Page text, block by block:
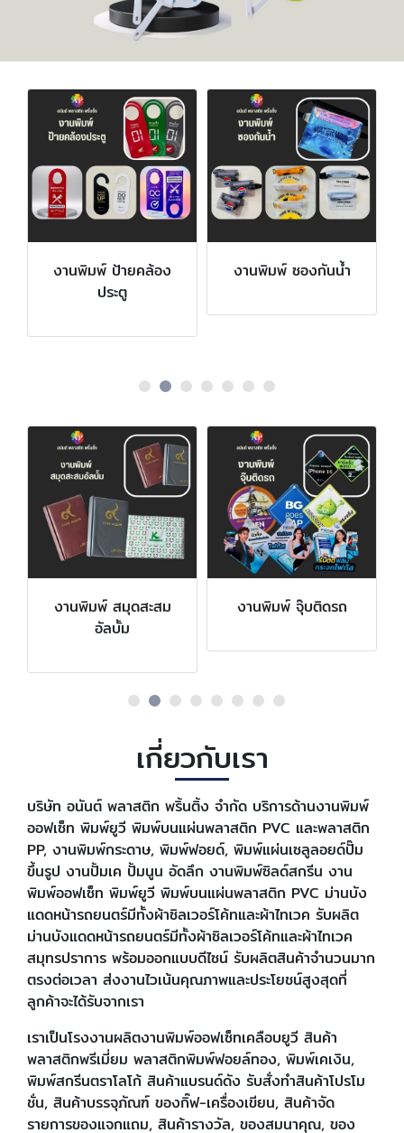
งานพิมพ์ ป้ายคล้อง
ประตู
งานพิมพ์ ซองกันน้ำ
งานพิมพ์ สมุดสะสม
อัลบั้ม
งานพิมพ์ จุ๊บติดรถ
เกี่ยวกับเรา
บริษัท อนันต์ พลาสติก พริ้นติ้ง จำกัด บริการด้านงานพิมพ์
ออฟเซ็ท พิมพ์ยูวี พิมพ์บนแผ่นพลาสติก PVC และพลาสติก
PP, งานพิมพ์กระดาษ, พิมพ์ฟอยด์, พิมพ์แผ่นเซลูลอยด์ปั๊ม
ขึ้นรูป งานปั้มเค ปั้มนูน อัดลึก งานพิมพ์ซิลด์สกรีน งาน
พิมพ์ออฟเซ็ท พิมพ์ยูวี พิมพ์บนแผ่นพลาสติก PVC ม่านบัง
แดดหน้ารถยนตร์มีทั้งผ้าซิลเวอร์โค้ทและผ้าไทเวค รับผลิต
ม่านบังแดดหน้ารถยนตร์มีทั้งผ้าซิลเวอร์โค้ทและผ้าไทเวค
สมุทรปราการ พร้อมออกแบบดีไซน์ รับผลิตสินค้าจำนวนมาก
ตรงต่อเวลา ส่งงานไวเน้นคุณภาพและประโยชน์สูงสุดที่
ลูกค้าจะได้รับจากเรา
เราเป็นโรงงานผลิตงานพิมพ์ออฟเซ็ทเคลือบยูวี สินค้า
พลาสติกพรีเมี่ยม พลาสติกพิมพ์ฟอยล์ทอง, พิมพ์เคเงิน,
พิมพ์สกรีนตราโลโก้ สินค้าแบรนด์ดัง รับสั่งทำสินค้าโปรโม
ชั่น, สินค้าบรรจุภัณฑ์ ของกิ๊ฟ-เครื่องเขียน, สินค้าจัด
รายการของแจกแถม, สินค้ารางวัล, ของสมนาคุณ, ของ